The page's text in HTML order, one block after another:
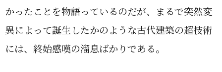
かったことを物語っているのだが、まるで突然変
異によって誕生したかのような古代建築の超技術
には、終始感嘆の溜息ばかりである。